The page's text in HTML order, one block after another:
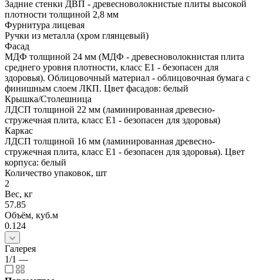
Задние стенки ДВП - древесноволокнистые плиты высокой
плотности толщиной 2,8 мм
Фурнитура лицевая
Ручки из металла (хром глянцевый)
Фасад
МДФ толщиной 24 мм (МДФ - древесноволокнистая плита
среднего уровня плотности, класс E1 - безопасен для
здоровья). Облицовочный материал - облицовочная бумага с
финишным слоем ЛКП. Цвет фасадов: белый
Крышка/Столешница
ЛДСП толщиной 22 мм (ламинированная древесно-
стружечная плита, класс E1 - безопасен для здоровья)
Каркас
ЛДСП толщиной 16 мм (ламинированная древесно-
стружечная плита, класс E1 - безопасен для здоровья). Цвет
корпуса: белый
Количество упаковок, шт
2
Вес, кг
57.85
Объём, куб.м
0.124
Галерея
1/1 —